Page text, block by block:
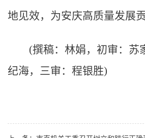
地见效，为安庆高质量发展贡
(撰稿：林娟，初审：苏
纪海，三审：程银胜)